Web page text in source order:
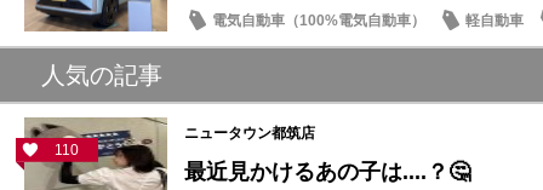
電気自動車（100%電気自動車）
軽自動車
話題の情報
人気の記事
110
ニュータウン都筑店
最近見かけるあの子は....？🤔